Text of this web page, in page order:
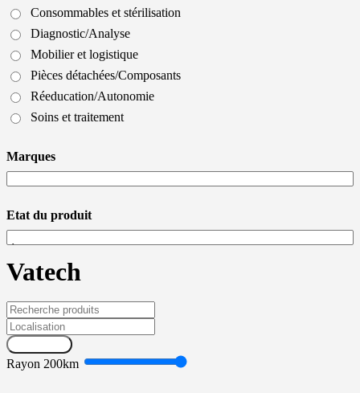
Consommables et stérilisation
Diagnostic/Analyse
Mobilier et logistique
Pièces détachées/Composants
Réeducation/Autonomie
Soins et traitement
Marques
Etat du produit
Vatech
Rayon 200km